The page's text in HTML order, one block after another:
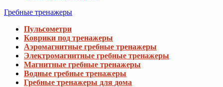
Гребные тренажеры
Пульсометри
Коврики под тренажеры
Аэромагнитные гребные тренажеры
Электромагнитные гребные тренажеры
Магнитные гребные тренажеры
Водные гребные тренажеры
Гребные тренажеры для дома